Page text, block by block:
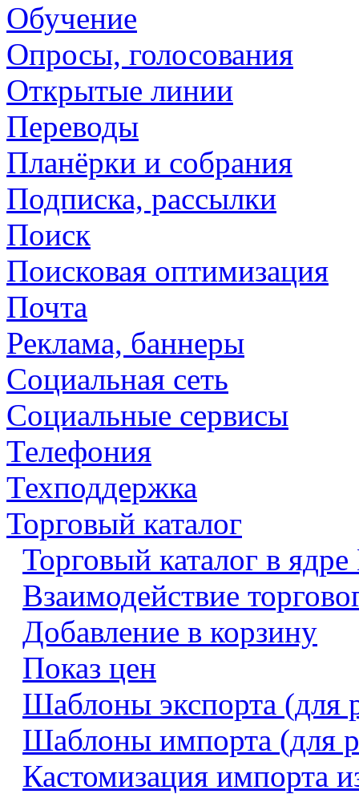
Обучение
Опросы, голосования
Открытые линии
Переводы
Планёрки и собрания
Подписка, рассылки
Поиск
Поисковая оптимизация
Почта
Реклама, баннеры
Социальная сеть
Социальные сервисы
Телефония
Техподдержка
Торговый каталог
Торговый каталог в
Взаимодействие
Добавление в корзину
Показ цен
Шаблоны экспорта (для
Шаблоны импорта (для
Кастомизация импорта